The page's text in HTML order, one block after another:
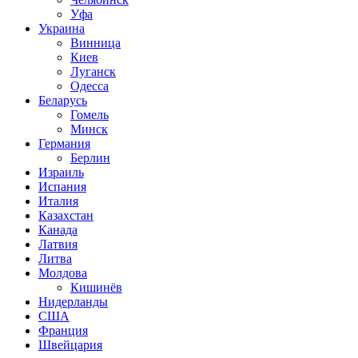
Уфа
Украина
Винница
Киев
Луганск
Одесса
Беларусь
Гомель
Минск
Германия
Берлин
Израиль
Испания
Италия
Казахстан
Канада
Латвия
Литва
Молдова
Кишинёв
Нидерланды
США
Франция
Швейцария